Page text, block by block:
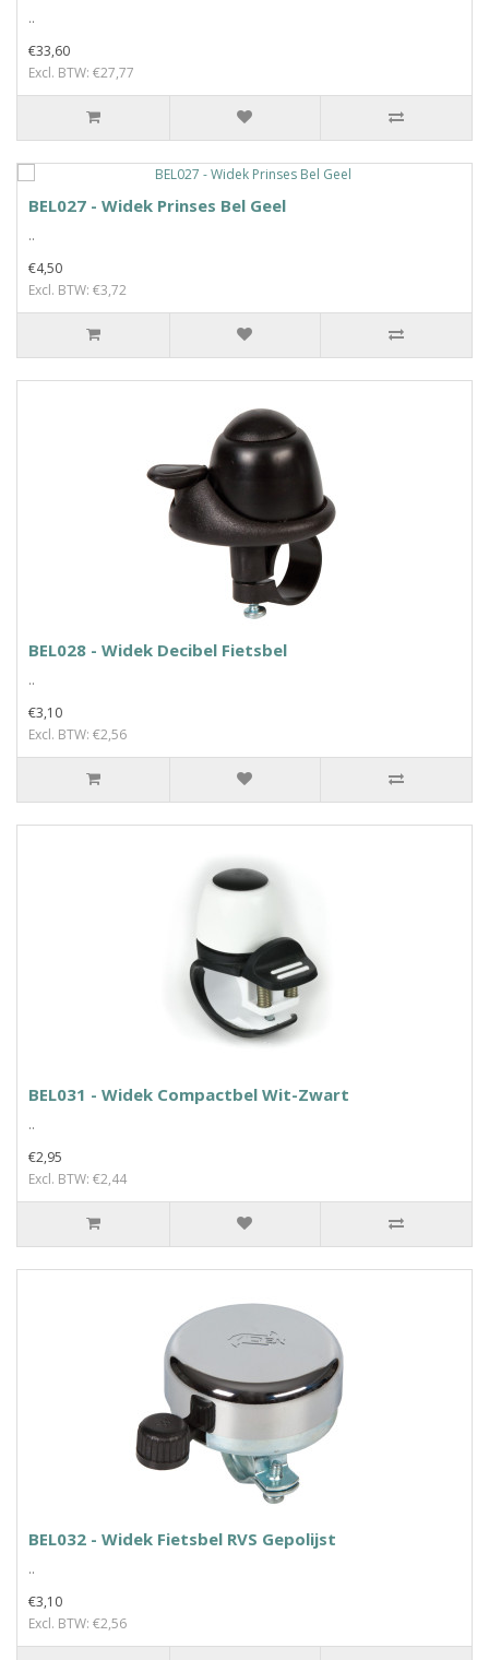
..
€33,60
Excl. BTW: €27,77
BEL027 - Widek Prinses Bel Geel
..
€4,50
Excl. BTW: €3,72
BEL028 - Widek Decibel Fietsbel
..
€3,10
Excl. BTW: €2,56
BEL031 - Widek Compactbel Wit-Zwart
..
€2,95
Excl. BTW: €2,44
BEL032 - Widek Fietsbel RVS Gepolijst
..
€3,10
Excl. BTW: €2,56